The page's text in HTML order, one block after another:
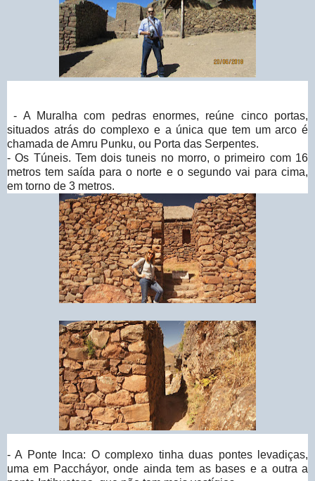
- A Muralha com pedras enormes, reúne cinco portas,
situados atrás do complexo e a única que tem um arco é
chamada de Amru Punku, ou Porta das Serpentes.
- Os Túneis. Tem dois tuneis no morro, o primeiro com 16
metros tem saída para o norte e o segundo vai para cima,
em torno de 3 metros.
- A Ponte Inca: O complexo tinha duas pontes levadiças,
uma em Paccháyor, onde ainda tem as bases e a outra a